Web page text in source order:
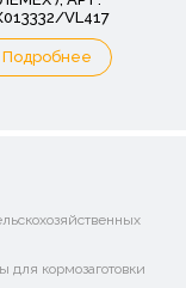
VL417
Подробнее
для кормозаготовки